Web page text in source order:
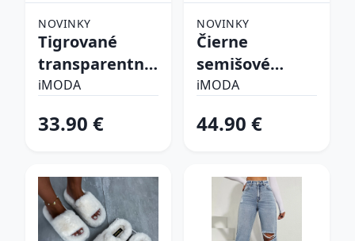
NOVINKY
Tigrované
transparentné
sandále
iMODA
33.90 €
NOVINKY
Čierne
semišové
vysoké čižmy
iMODA
44.90 €